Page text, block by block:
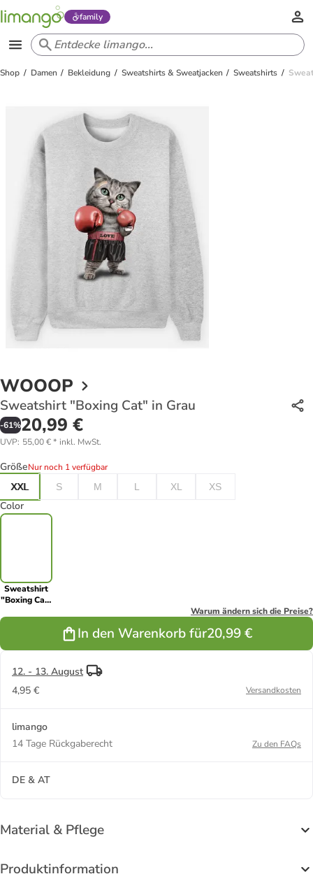
family
Shop Damen Bekleidung Sweatshirts & Sweatjacken Sweatshirts
WOOOP
Sweatshirt "Boxing Cat" in Grau
-61%20,99 €
UVP: 55,00 €* inkl. MwSt.
GrößeNur noch 1 verfügbar
XXL
S M L XL XS
Color
Sweatshirt
"Boxing Cat"
Warum ändern sich die Preise?
In den Warenkorb für20,99 €
12. - 13. August
4,95 €
Versandkosten
limango
14 Tage Rückgaberecht
Zu den FAQs
DE & AT
Material & Pflege
Produktinformation